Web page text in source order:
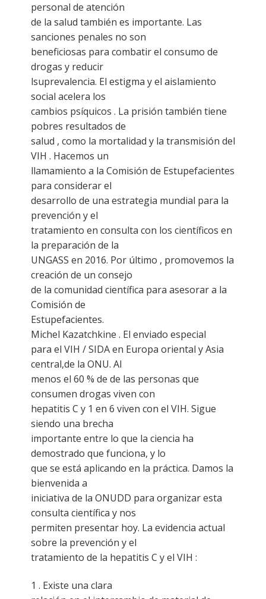
personal de atención
de la salud también es importante. Las
sanciones penales no son
beneficiosas para combatir el consumo de
drogas y reducir
lsuprevalencia. El estigma y el aislamiento
social acelera los
cambios psíquicos . La prisión también tiene
pobres resultados de
salud , como la mortalidad y la transmisión del
VIH . Hacemos un
llamamiento a la Comisión de Estupefacientes
para considerar el
desarrollo de una estrategia mundial para la
prevención y el
tratamiento en consulta con los científicos en
la preparación de la
UNGASS en 2016. Por último , promovemos la
creación de un consejo
de la comunidad científica para asesorar a la
Comisión de
Estupefacientes.
Michel Kazatchkine . El enviado especial
para el VIH / SIDA en Europa oriental y Asia
central,de la ONU. Al
menos el 60 % de de las personas que
consumen drogas viven con
hepatitis C y 1 en 6 viven con el VIH. Sigue
siendo una brecha
importante entre lo que la ciencia ha
demostrado que funciona, y lo
que se está aplicando en la práctica. Damos la
bienvenida a
iniciativa de la ONUDD para organizar esta
consulta científica y nos
permiten presentar hoy. La evidencia actual
sobre la prevención y el
tratamiento de la hepatitis C y el VIH :
1 . Existe una clara